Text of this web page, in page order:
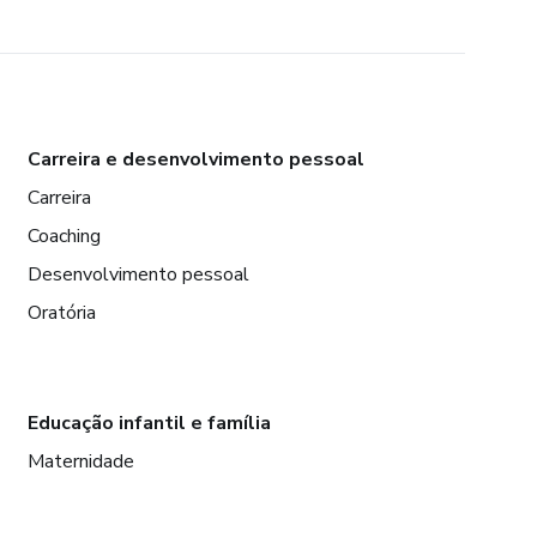
Carreira e desenvolvimento pessoal
Carreira
Coaching
Desenvolvimento pessoal
Oratória
Educação infantil e família
Maternidade